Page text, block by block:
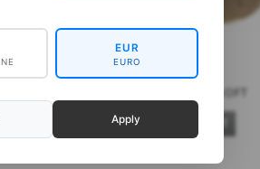
GEPARD WILD & SOFT
SE PRODUKTET
EUR
EURO
Apply